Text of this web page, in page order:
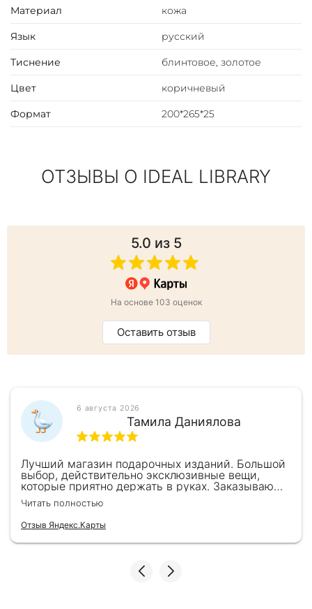
Материал кожа
Язык русский
Тиснение блинтовое, золотое
Цвет коричневый
Формат 200*265*25
ОТЗЫВЫ О IDEAL LIBRARY
5.0 из 5
На основе 103 оценок
Оставить отзыв
6 августа 2026
Тамила Даниялова
Лучший магазин подарочных изданий. Большой
выбор, действительно эксклюзивные вещи,
которые приятно держать в руках. Заказываю
здесь уже второй раз для бизнес-партнеров,
всегда всё безупречно — от общения с
консультантами до качества самих книг.
Однозначно рекомендую
Читать полностью
Отзыв Яндекс.Карты